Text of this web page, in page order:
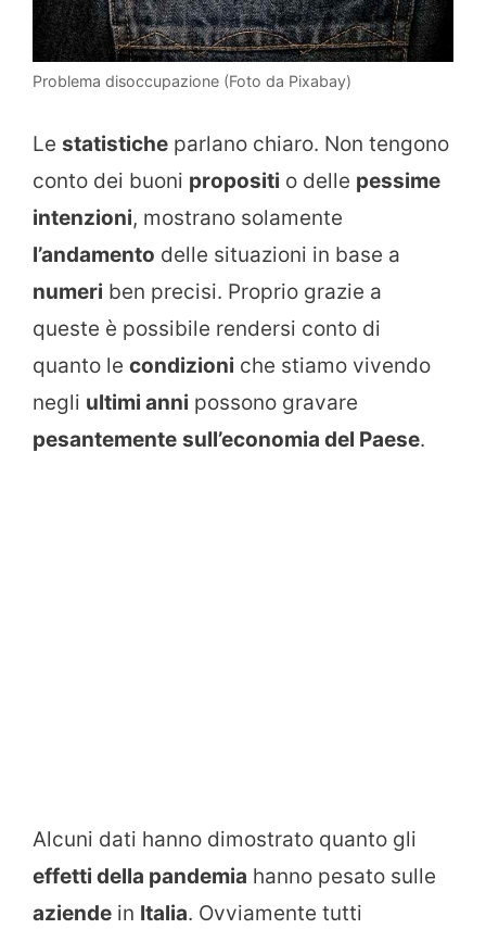
Problema disoccupazione (Foto da Pixabay)
Le statistiche parlano chiaro. Non tengono
conto dei buoni propositi o delle pessime
intenzioni, mostrano solamente
l’andamento delle situazioni in base a
numeri ben precisi. Proprio grazie a
queste è possibile rendersi conto di
quanto le condizioni che stiamo vivendo
negli ultimi anni possono gravare
pesantemente sull’economia del Paese.
Alcuni dati hanno dimostrato quanto gli
effetti della pandemia hanno pesato sulle
aziende in Italia. Ovviamente tutti